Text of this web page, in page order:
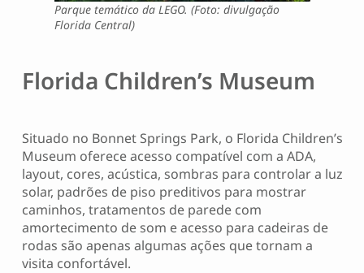
Parque temático da LEGO. (Foto: divulgação
Florida Central)
Florida Children’s Museum
Situado no Bonnet Springs Park, o Florida Children’s
Museum oferece acesso compatível com a ADA,
layout, cores, acústica, sombras para controlar a luz
solar, padrões de piso preditivos para mostrar
caminhos, tratamentos de parede com
amortecimento de som e acesso para cadeiras de
rodas são apenas algumas ações que tornam a
visita confortável.